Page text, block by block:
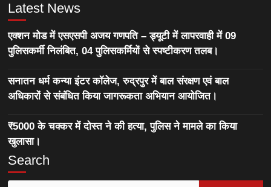
Latest News
एक्शन मोड में एसएसपी अजय गणपति – ड्यूटी में लापरवाही में 09
पुलिसकर्मी निलंबित, 04 पुलिसकर्मियों से स्पष्टीकरण तलब।
सनातन धर्म कन्या इंटर कॉलेज, रुद्रपुर में बाल संरक्षण एवं बाल
अधिकारों से संबंधित किया जागरूकता अभियान आयोजित।
₹5000 के चक्कर में दोस्त ने की हत्या, पुलिस ने मामले का किया
खुलासा।
Search